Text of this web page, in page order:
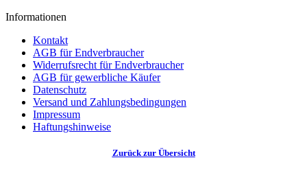
Informationen
Kontakt
AGB für Endverbraucher
Widerrufsrecht für Endverbraucher
AGB für gewerbliche Käufer
Datenschutz
Versand und Zahlungsbedingungen
Impressum
Haftungshinweise
Zurück zur Übersicht